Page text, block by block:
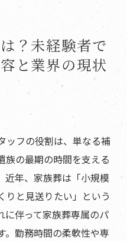
ル・マナー・心得と
本概要
主婦やシニアが働き
トと柔軟性の実情
と続けやすさ
水準 地域別・職種別
その背景
？未経験者で
と業界の現状
ッフの役割は、単なる補
族の最期の時間を支える
近年、家族葬は「小規模
りと見送りたい」という
に伴って家族葬専属のパ
。勤務時間の柔軟性や専